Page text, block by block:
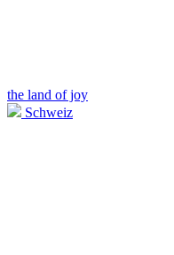
the land of joy
Schweiz